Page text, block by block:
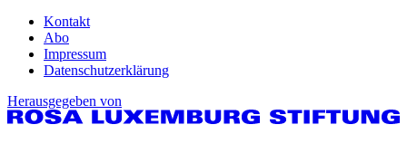
Kontakt
Abo
Impressum
Datenschutzerklärung
Herausgegeben von